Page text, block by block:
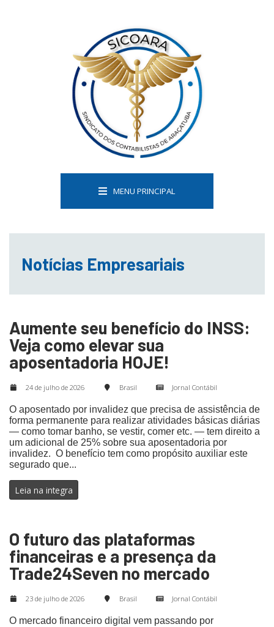
MENU PRINCIPAL
Notícias Empresariais
Aumente seu benefício do INSS:
Veja como elevar sua
aposentadoria HOJE!
24 de julho de 2026 Brasil Jornal Contábil
O aposentado por invalidez que precisa de assistência de
forma permanente para realizar atividades básicas diárias
— como tomar banho, se vestir, comer etc. — tem direito a
um adicional de 25% sobre sua aposentadoria por
invalidez. O benefício tem como propósito auxiliar este
segurado que...
Leia na integra
O futuro das plataformas
financeiras e a presença da
Trade24Seven no mercado
23 de julho de 2026 Brasil Jornal Contábil
O mercado financeiro digital vem passando por